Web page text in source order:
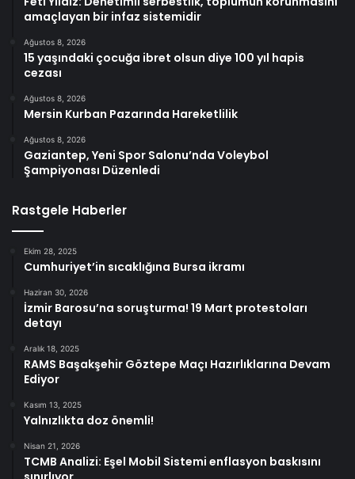
amaçlayan bir infaz sistemidir
Ağustos 8, 2026
15 yaşındaki çocuğa ibret olsun diye 100 yıl hapis
cezası
Ağustos 8, 2026
Mersin Kurban Pazarında Hareketlilik
Ağustos 8, 2026
Gaziantep, Yeni Spor Salonu’nda Voleybol
Şampiyonası Düzenledi
Rastgele Haberler
Ekim 28, 2025
Cumhuriyet’in sıcaklığına Bursa ikramı
Haziran 30, 2026
İzmir Barosu’na soruşturma! 19 Mart protestoları
detayı
Aralık 18, 2025
RAMS Başakşehir Göztepe Maçı Hazırlıklarına Devam
Ediyor
Kasım 13, 2025
Yalnızlıkta doz önemli!
Nisan 21, 2026
TCMB Analizi: Eşel Mobil Sistemi enflasyon baskısını